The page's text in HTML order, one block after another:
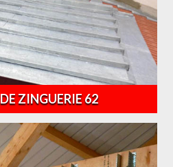
ZINGUERIE 62